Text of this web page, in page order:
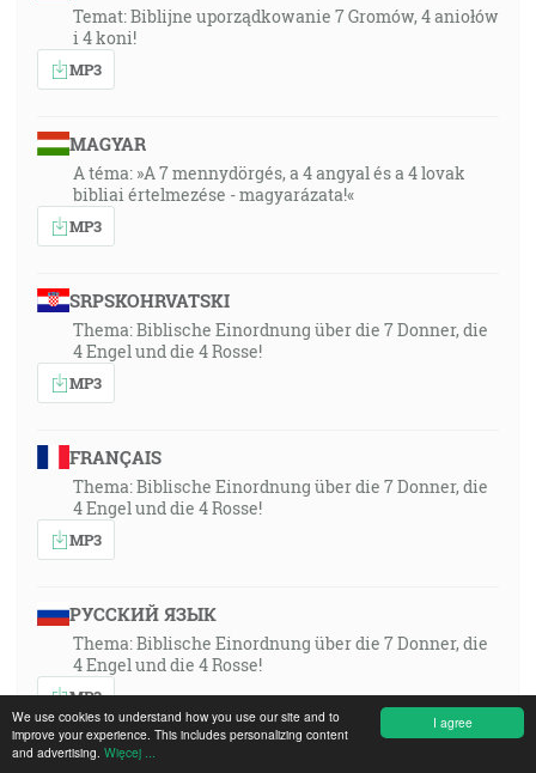
I agree
We use cookies to understand how you use our site and to
improve your experience. This includes personalizing content
and advertising. Więcej ...
Temat: Biblijne uporządkowanie 7 Gromów, 4 aniołów
i 4 koni!
MP3
MAGYAR
A téma: »A 7 mennydörgés, a 4 angyal és a 4 lovak
bibliai értelmezése - magyarázata!«
MP3
SRPSKOHRVATSKI
Thema: Biblische Einordnung über die 7 Donner, die
4 Engel und die 4 Rosse!
MP3
FRANÇAIS
Thema: Biblische Einordnung über die 7 Donner, die
4 Engel und die 4 Rosse!
MP3
РУССКИЙ ЯЗЫК
Thema: Biblische Einordnung über die 7 Donner, die
4 Engel und die 4 Rosse!
MP3